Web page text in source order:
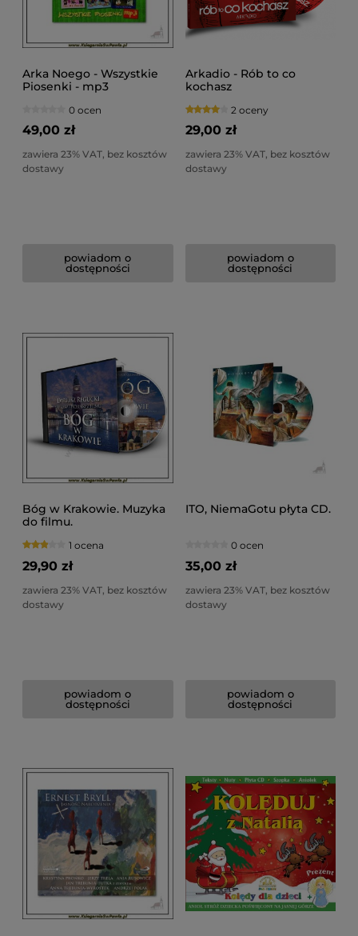
Arka Noego - Wszystkie
Piosenki - mp3
0 ocen
49,00 zł
zawiera 23% VAT, bez kosztów
dostawy
powiadom o
dostępności
Arkadio - Rób to co
kochasz
2 oceny
29,00 zł
zawiera 23% VAT, bez kosztów
dostawy
powiadom o
dostępności
Bóg w Krakowie. Muzyka
do filmu.
1 ocena
29,90 zł
zawiera 23% VAT, bez kosztów
dostawy
powiadom o
dostępności
ITO, NiemaGotu płyta CD.
0 ocen
35,00 zł
zawiera 23% VAT, bez kosztów
dostawy
powiadom o
dostępności